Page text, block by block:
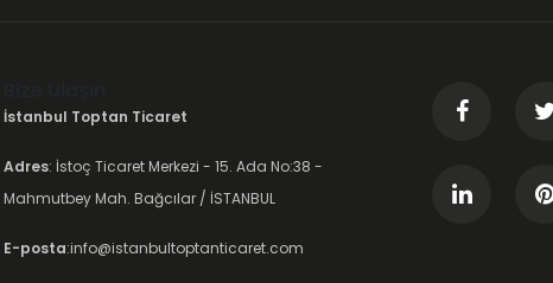
İstanbul Toptan Ticaret
Adres: İstoç Ticaret Merkezi - 15. Ada No:38 -
Mahmutbey Mah. Bağcılar / İSTANBUL
E-posta:info@istanbultoptanticaret.com